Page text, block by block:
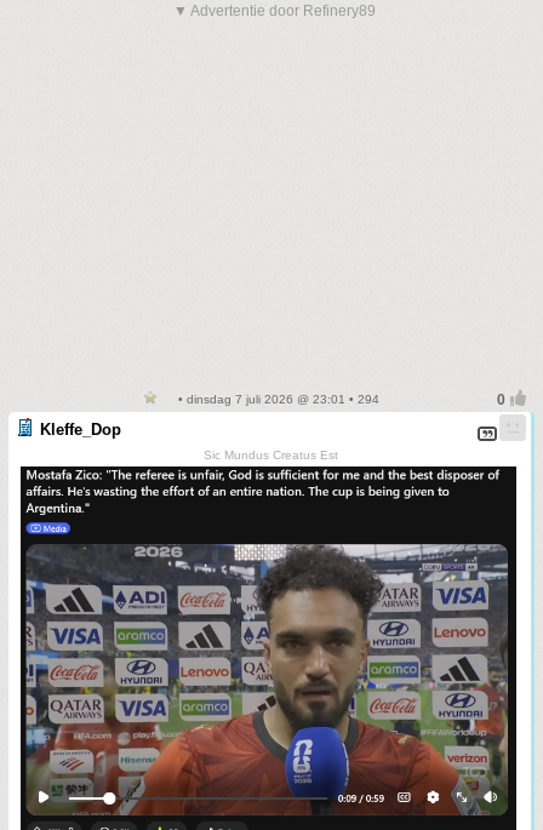
▼ Advertentie door Refinery89
• dinsdag 7 juli 2026 @ 23:01 • 294
Kleffe_Dop
Sic Mundus Creatus Est